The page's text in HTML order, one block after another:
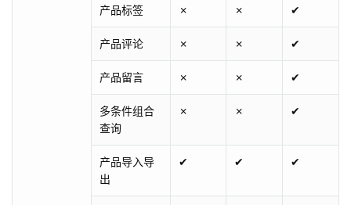
产品标签 ✗ ✗ ✔
产品评论 ✗ ✗ ✔
产品留言 ✗ ✗ ✔
多条件组合
查询
✗ ✗ ✔
产品导入导
出
✔ ✔ ✔